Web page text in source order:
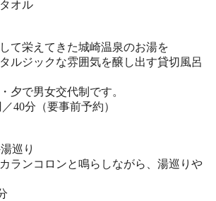
オル
て栄えてきた城崎温泉のお湯を
ルジックな雰囲気を醸し出す貸切風呂
夕で男女交代制です。
40分（要事前予約）
巡り
ランコロンと鳴らしながら、湯巡りや